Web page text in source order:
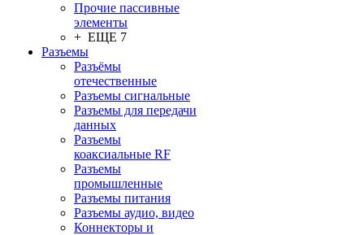
Прочие пассивные
элементы
+ ЕЩЕ 7
Разъeмы
Разъёмы
отечественные
Разъeмы сигнальные
Разъeмы для передачи
данных
Разъeмы
коаксиальные RF
Разъeмы
промышленные
Разъeмы питания
Разъeмы аудио, видео
Коннекторы и